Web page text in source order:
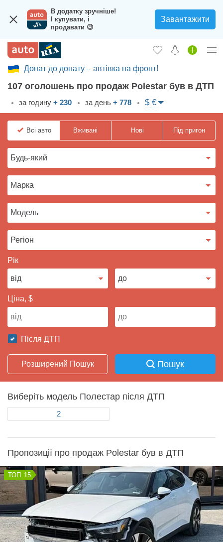
В додатку зручніше!
І купувати, і
продавати 😉
Завантажити
Увійти в кабінет
Збір на авто для ЗСУ
Вживані авто
Нові авто
Все для авто
Завантажити додаток
Донат до донату – автівка на фронт!
107 оголошень про продаж Polestar був в ДТП
за годину + 230 за день + 778 $ €
Всі авто Вживані Нові Під пригон
Рік
Ціна, $
Після ДТП
Розширений Пошук Пошук
Виберіть модель Полестар після ДТП
2
Пропозиції про продаж Polestar був в ДТП
15